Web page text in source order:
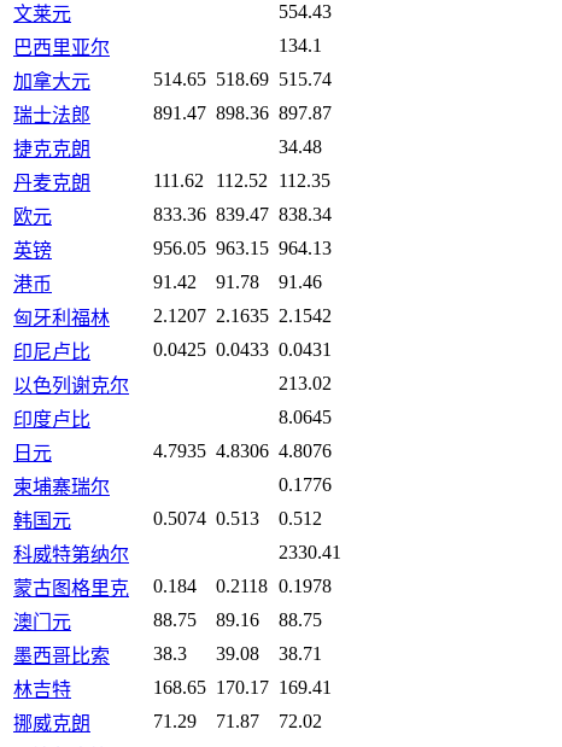
文莱元
554.43
巴西里亚尔
134.1
加拿大元
514.65 518.69 515.74
瑞士法郎
891.47 898.36 897.87
捷克克朗
34.48
丹麦克朗
111.62 112.52
112.35
欧元
833.36 839.47 838.34
英镑
956.05 963.15 964.13
港币
91.42 91.78
91.46
匈牙利福林
2.1207 2.1635 2.1542
印尼卢比
0.0425 0.0433 0.0431
以色列谢克尔
213.02
印度卢比
8.0645
日元
4.7935 4.8306 4.8076
柬埔寨瑞尔
0.1776
韩国元
0.5074 0.513
0.512
科威特第纳尔
2330.41
蒙古图格里克
0.184 0.2118 0.1978
澳门元
88.75 89.16
88.75
墨西哥比索
38.3 39.08
38.71
林吉特
168.65 170.17 169.41
挪威克朗
71.29 71.87
72.02